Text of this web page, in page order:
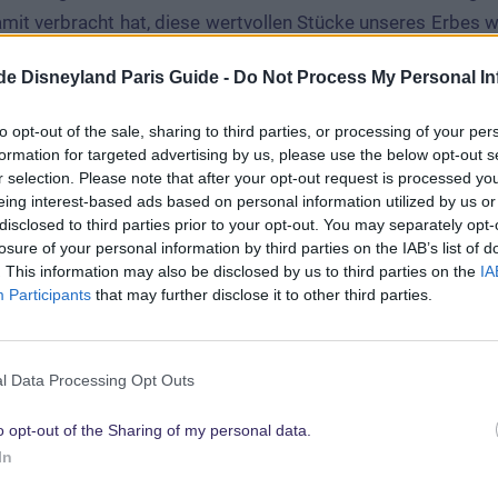
Disneyland Paris Guide - Do Not Process My Personal
opt-out of the sale, sharing to third parties, or processing of your
for targeted advertising by us, please use the below opt-out
selection. Please note that after your opt-out request is processed
interest-based ads based on personal information utilized by us
to third parties prior to your opt-out. You may separately
of your personal information by third parties on the IAB’s list of
This information may also be disclosed by us to third parties on the
Participants that may further disclose it to other third parties.
Data Processing Opt Outs
opt-out of the Sharing of my personal data.
verbracht hat, diese wertvollen Stücke unseres Erbes
und sie in einen Kontext stellt, um unsere Geschichte
Disney-Legende, und wir sind ihm zu
Smith: Walt Disney Company